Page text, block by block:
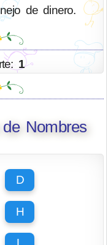
de dinero.
1
Nombres
D
H